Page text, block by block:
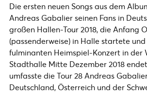
Die ersten neuen Songs aus dem
Andreas Gabalier seinen Fans in
großen Hallen-Tour 2018, die Anfang
(passenderweise) in Halle startete
fulminanten Heimspiel-Konzert in der
Stadthalle Mitte Dezember 2018
umfasste die Tour 28 Andreas
Deutschland, Österreich und der